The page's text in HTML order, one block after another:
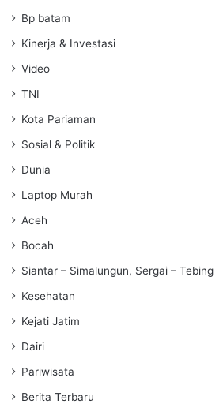
Bp batam
Kinerja & Investasi
Video
TNI
Kota Pariaman
Sosial & Politik
Dunia
Laptop Murah
Aceh
Bocah
Siantar – Simalungun, Sergai – Tebing
Kesehatan
Kejati Jatim
Dairi
Pariwisata
Berita Terbaru